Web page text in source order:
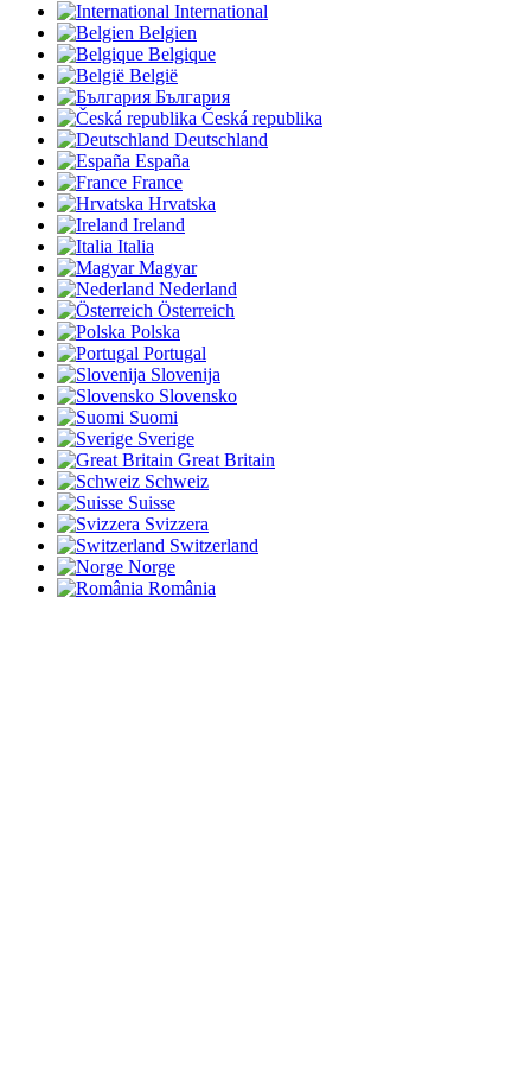
International
Belgien
Belgique
België
България
Česká republika
Deutschland
España
France
Hrvatska
Ireland
Italia
Magyar
Nederland
Österreich
Polska
Portugal
Slovenija
Slovensko
Suomi
Sverige
Great Britain
Schweiz
Suisse
Svizzera
Switzerland
Norge
România